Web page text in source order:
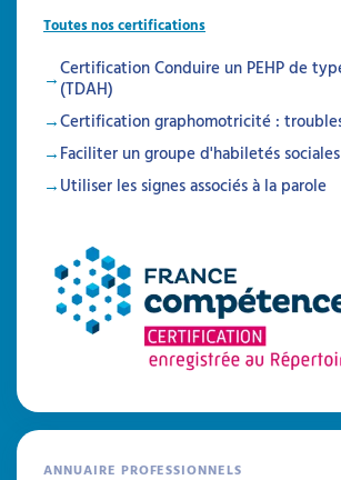
Toutes nos certifications
Certification Conduire un PEHP de
(TDAH)
Certification graphomotricité :
Faciliter un groupe d'habiletés sociales
Utiliser les signes associés à la parole
ANNUAIRE PROFESSIONNELS